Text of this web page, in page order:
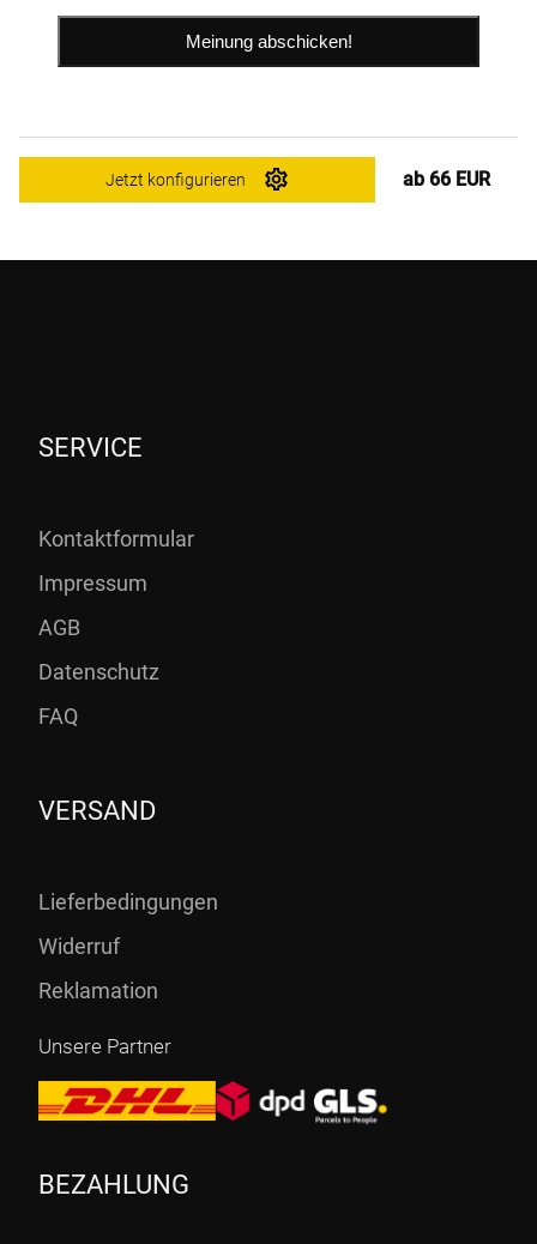
Jetzt konfigurieren ab 66 EUR
SERVICE
Kontaktformular
Impressum
AGB
Datenschutz
FAQ
VERSAND
Lieferbedingungen
Widerruf
Reklamation
Unsere Partner
BEZAHLUNG